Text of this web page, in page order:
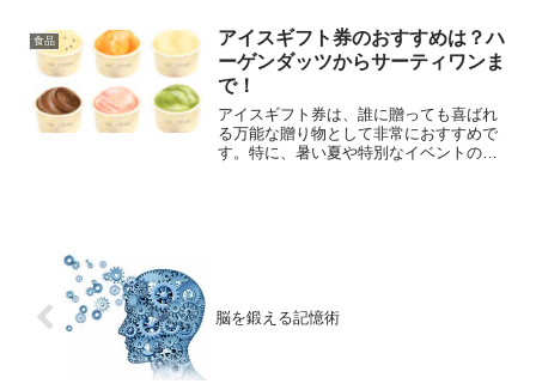
食品
アイスギフト券のおすすめは？ハ
ーゲンダッツからサーティワンま
で！
アイスギフト券は、誰に贈っても喜ばれ
る万能な贈り物として非常におすすめで
す。特に、暑い夏や特別なイベントの際
脳を鍛える記憶術